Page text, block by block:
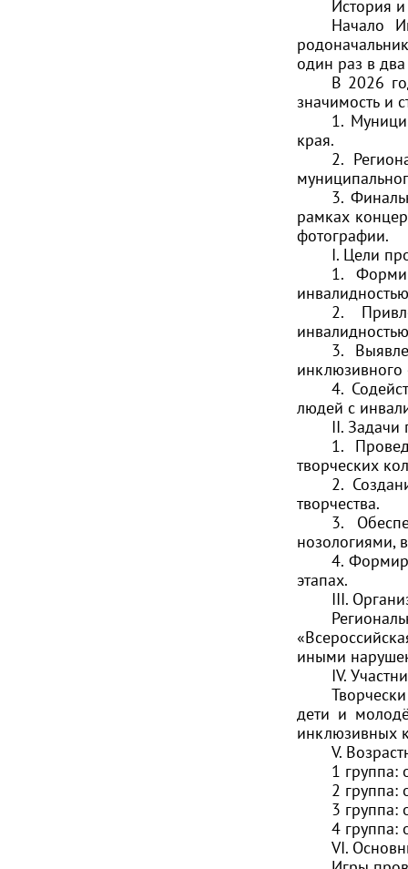
История
Начало
один раз в
В 2026
значимость и
1.
края.
2.
3.
рамках
фотографии.
I. Цели
1.
2.
3.
инклюзивного
4.
людей с
II. Задачи
1.
творческих
2.
творчества.
3.
нозологиями,
4.
этапах.
III.
иными
IV.
дети и
инклюзивных
V.
1
2
3 группа:
4 группа:
VI.